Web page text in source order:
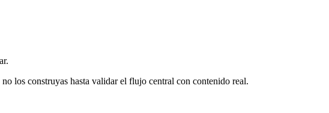
los construyas hasta validar el flujo central con contenido real.